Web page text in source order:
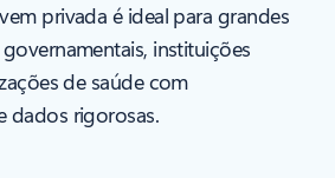
privada é ideal para grandes
instituições
de saúde com
dados rigorosas.